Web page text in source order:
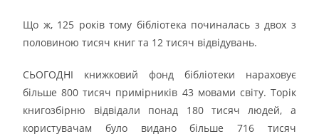
Що ж, 125 років тому бібліотека починалась з двох з
половиною тисяч книг та 12 тисяч відвідувань.
СЬОГОДНІ книжковий фонд бібліотеки нараховує
більше 800 тисяч примірників 43 мовами світу. Торік
книгозбірню відвідали понад 180 тисяч людей, а
користувачам було видано більше 716 тисяч